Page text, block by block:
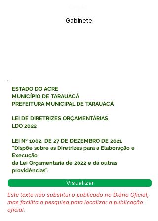
Gabinete
ESTADO DO ACRE
MUNICÍPIO DE TARAUACÁ
PREFEITURA MUNICIPAL DE TARAUACÁ
LEI DE DIRETRIZES ORÇAMENTÁRIAS
LDO 2022
LEI Nº 1002, DE 27 DE DEZEMBRO DE 2021
“Dispõe sobre as Diretrizes para a Elaboração e
Execução
da Lei Orçamentaria de 2022 e dá outras
providências”.
Visualizar
Este texto não substitui o publicado no Diário Oficial,
mas facilita a pesquisa para localizar a publicação
oficial.